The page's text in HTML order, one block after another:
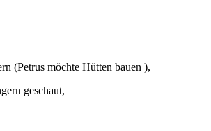
(Petrus möchte Hütten bauen ),
geschaut,